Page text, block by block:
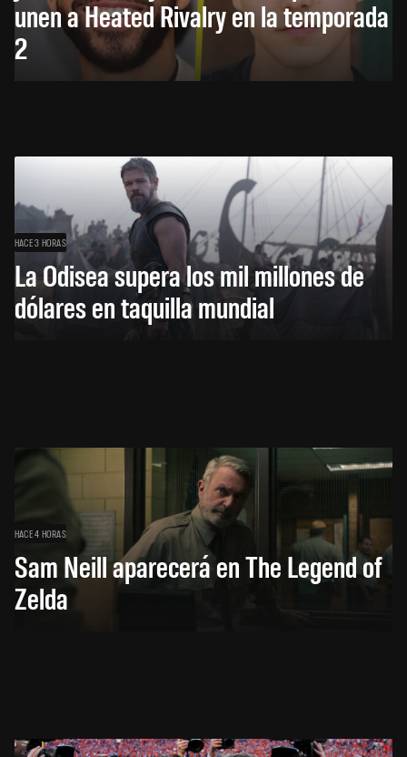
unen a Heated Rivalry en la temporada
2
HACE 3 HORAS
La Odisea supera los mil millones de
dólares en taquilla mundial
HACE 4 HORAS
Sam Neill aparecerá en The Legend of
Zelda